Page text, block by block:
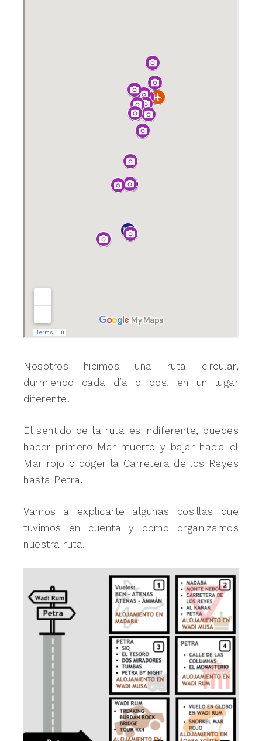
Nosotros hicimos una ruta circular,
durmiendo cada día o dos, en un lugar
diferente.
El sentido de la ruta es indiferente, puedes
hacer primero Mar muerto y bajar hacia el
Mar rojo o coger la Carretera de los Reyes
hasta Petra.
Vamos a explicarte algunas cosillas que
tuvimos en cuenta y cómo organizamos
nuestra ruta.